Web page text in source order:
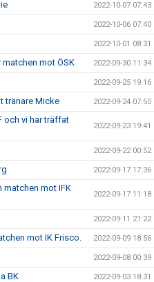
2022-10-07 07:43
2022-10-06 07:40
2022-10-01 08:31
mot ÖSK 2022-09-30 11:34
2022-09-25 19:16
tränare Micke 2022-09-24 07:50
och vi har träffat
2022-09-23 19:41
2022-09-22 00:52
2022-09-17 17:36
matchen mot IFK
2022-09-17 11:18
2022-09-11 21:22
mot IK Frisco. 2022-09-09 18:56
2022-09-08 00:39
BK 2022-09-03 18:31